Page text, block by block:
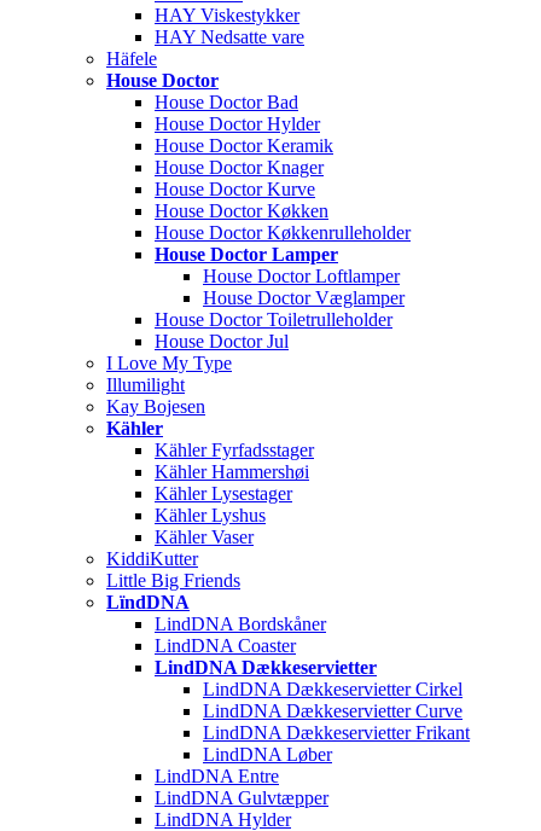
HAY Viskestykker
HAY Nedsatte vare
Häfele
House Doctor
House Doctor Bad
House Doctor Hylder
House Doctor Keramik
House Doctor Knager
House Doctor Kurve
House Doctor Køkken
House Doctor Køkkenrulleholder
House Doctor Lamper
House Doctor Loftlamper
House Doctor Væglamper
House Doctor Toiletrulleholder
House Doctor Jul
I Love My Type
Illumilight
Kay Bojesen
Kähler
Kähler Fyrfadsstager
Kähler Hammershøi
Kähler Lysestager
Kähler Lyshus
Kähler Vaser
KiddiKutter
Little Big Friends
LïndDNA
LindDNA Bordskåner
LindDNA Coaster
LindDNA Dækkeservietter
LindDNA Dækkeservietter Cirkel
LindDNA Dækkeservietter Curve
LindDNA Dækkeservietter Frikant
LindDNA Løber
LindDNA Entre
LindDNA Gulvtæpper
LindDNA Hylder